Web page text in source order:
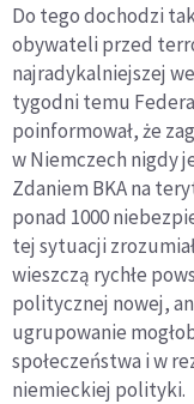
Do tego dochodzi
obywateli przed
najradykalniejszej
tygodni temu
poinformował, że
w Niemczech nigdy
Zdaniem BKA na
ponad 1000
tej sytuacji
wieszczą rychłe
politycznej nowej,
ugrupowanie
społeczeństwa i w
niemieckiej polityki.